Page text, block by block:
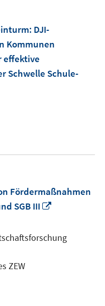
DJI-
Kommunen
effektive
Schwelle Schule-
Fördermaßnahmen
SGB III
öffnen
ZEW